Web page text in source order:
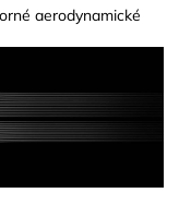
aerodynamické